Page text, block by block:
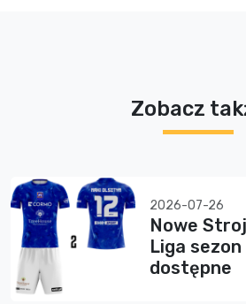
Zobacz
2026-07-26
Nowe
Liga
dostępne